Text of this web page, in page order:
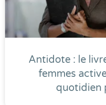
Antidote : le
femmes
quotidien